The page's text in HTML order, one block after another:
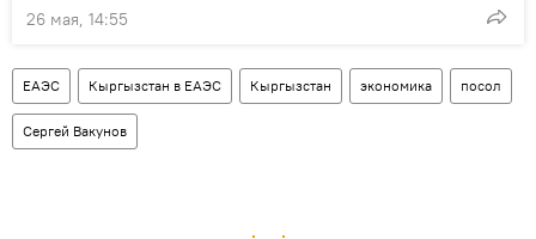
26 мая, 14:55
ЕАЭС Кыргызстан в ЕАЭС Кыргызстан экономика посол
Сергей Вакунов